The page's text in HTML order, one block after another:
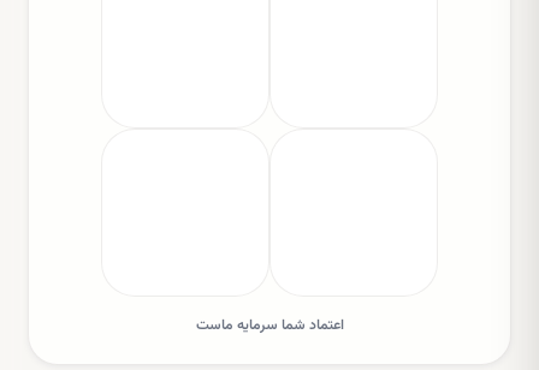
اعتماد شما سرمایه ماست